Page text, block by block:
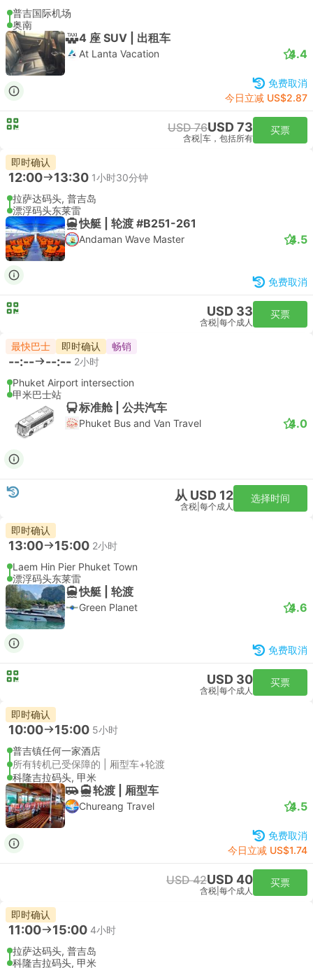
普吉国际机场
奥南
4 座 SUV | 出租车
At Lanta Vacation 4.4
免费取消
今日立减 US$2.87
USD 76USD 73
含税 车，包括所有
买票
即时确认
12:00 13:30 1小时30分钟
拉萨达码头, 普吉岛
漂浮码头东莱雷
快艇 | 轮渡 #B251-261
Andaman Wave Master 4.5
免费取消
USD 33
含税 每个成人
买票
最快巴士 即时确认 畅销
--:-- --:-- 2小时
Phuket Airport intersection
甲米巴士站
标准舱 | 公共汽车
Phuket Bus and Van Travel 4.0
从 USD 12
含税 每个成人
选择时间
即时确认
13:00 15:00 2小时
Laem Hin Pier Phuket Town
漂浮码头东莱雷
快艇 | 轮渡
Green Planet 4.6
免费取消
USD 30
含税 每个成人
买票
即时确认
10:00 15:00 5小时
普吉镇任何一家酒店
所有转机已受保障的 | 厢型车+轮渡
科隆吉拉码头, 甲米
轮渡 | 厢型车
Chureang Travel 4.5
免费取消
今日立减 US$1.74
USD 42USD 40
含税 每个成人
买票
即时确认
11:00 15:00 4小时
拉萨达码头, 普吉岛
科隆吉拉码头, 甲米